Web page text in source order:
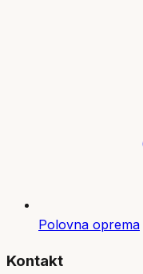
Polovna oprema
Kontakt